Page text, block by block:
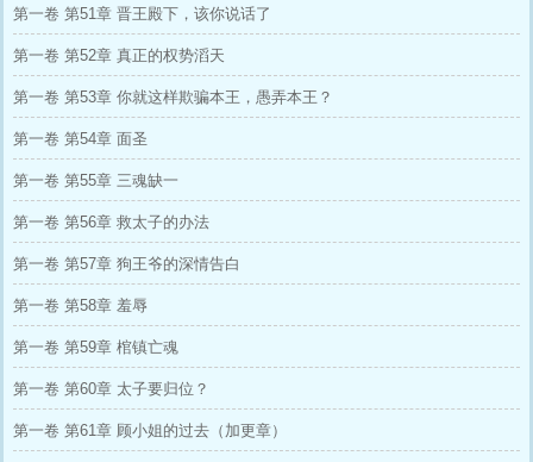
第一卷 第51章 晋王殿下，该你说话了
第一卷 第52章 真正的权势滔天
第一卷 第53章 你就这样欺骗本王，愚弄本王？
第一卷 第54章 面圣
第一卷 第55章 三魂缺一
第一卷 第56章 救太子的办法
第一卷 第57章 狗王爷的深情告白
第一卷 第58章 羞辱
第一卷 第59章 棺镇亡魂
第一卷 第60章 太子要归位？
第一卷 第61章 顾小姐的过去（加更章）